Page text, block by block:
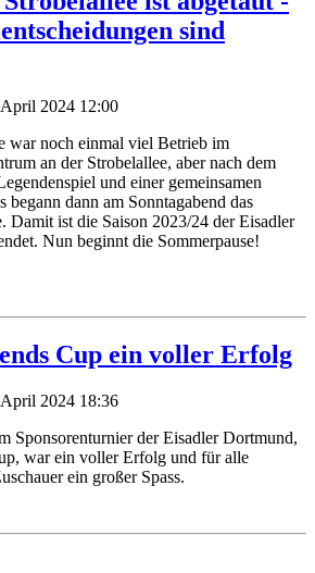
sind
2024 12:00
war noch einmal viel Betrieb im
an der Strobelallee, aber nach dem
und einer gemeinsamen
begann dann am Sonntagabend das
Damit ist die Saison 2023/24 der Eisadler
Nun beginnt die Sommerpause!
Cup ein voller Erfolg
2024 18:36
Sponsorenturnier der Eisadler Dortmund,
war ein voller Erfolg und für alle
ein großer Spass.